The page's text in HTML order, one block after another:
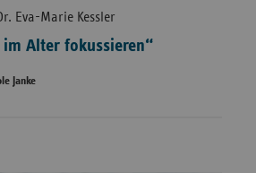
Eva-Marie Kessler
Alter fokussieren“
Janke